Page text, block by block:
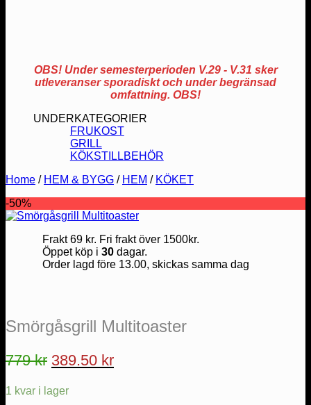
OBS! Under semesterperioden V.29 - V.31 sker
utleveranser sporadiskt och under begränsad
omfattning. OBS!
UNDERKATEGORIER
FRUKOST
GRILL
KÖKSTILLBEHÖR
Home / HEM & BYGG / HEM / KÖKET
-50%
Frakt 69 kr. Fri frakt över 1500kr.
Öppet köp i 30dagar.
Order lagd före 13.00, skickas samma dag
Smörgåsgrill Multitoaster
779kr Det
priset
389.50 krDet
1 kvar i lager